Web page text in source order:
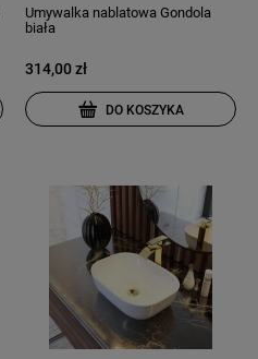
Umywalka nablatowa Gondola
biała
314,00 zł
DO KOSZYKA